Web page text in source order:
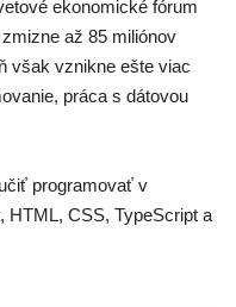
ekonomické fórum
až 85 miliónov
však vznikne ešte viac
práca s dátovou
programovať v
HTML, CSS, TypeScript a